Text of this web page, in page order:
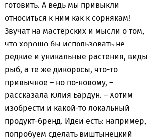
готовить. А ведь мы привыкли
относиться к ним как к сорнякам!
Звучат на мастерских и мысли о том,
что хорошо бы использовать не
редкие и уникальные растения, виды
рыб, а те же дикоросы, что-то
привычное – но по-новому, –
рассказала Юлия Бардун. – Хотим
изобрести и какой-то локальный
продукт-бренд. Идеи есть: например,
попробуем сделать виштынецкий